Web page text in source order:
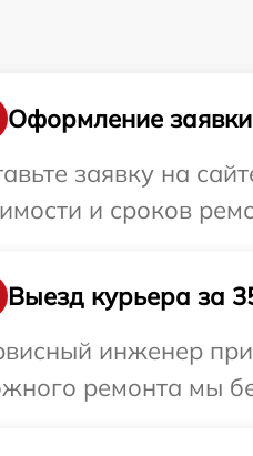
Оформление заявки
заявку на
и сроков
Выезд курьера за
инженер
ремонта мы